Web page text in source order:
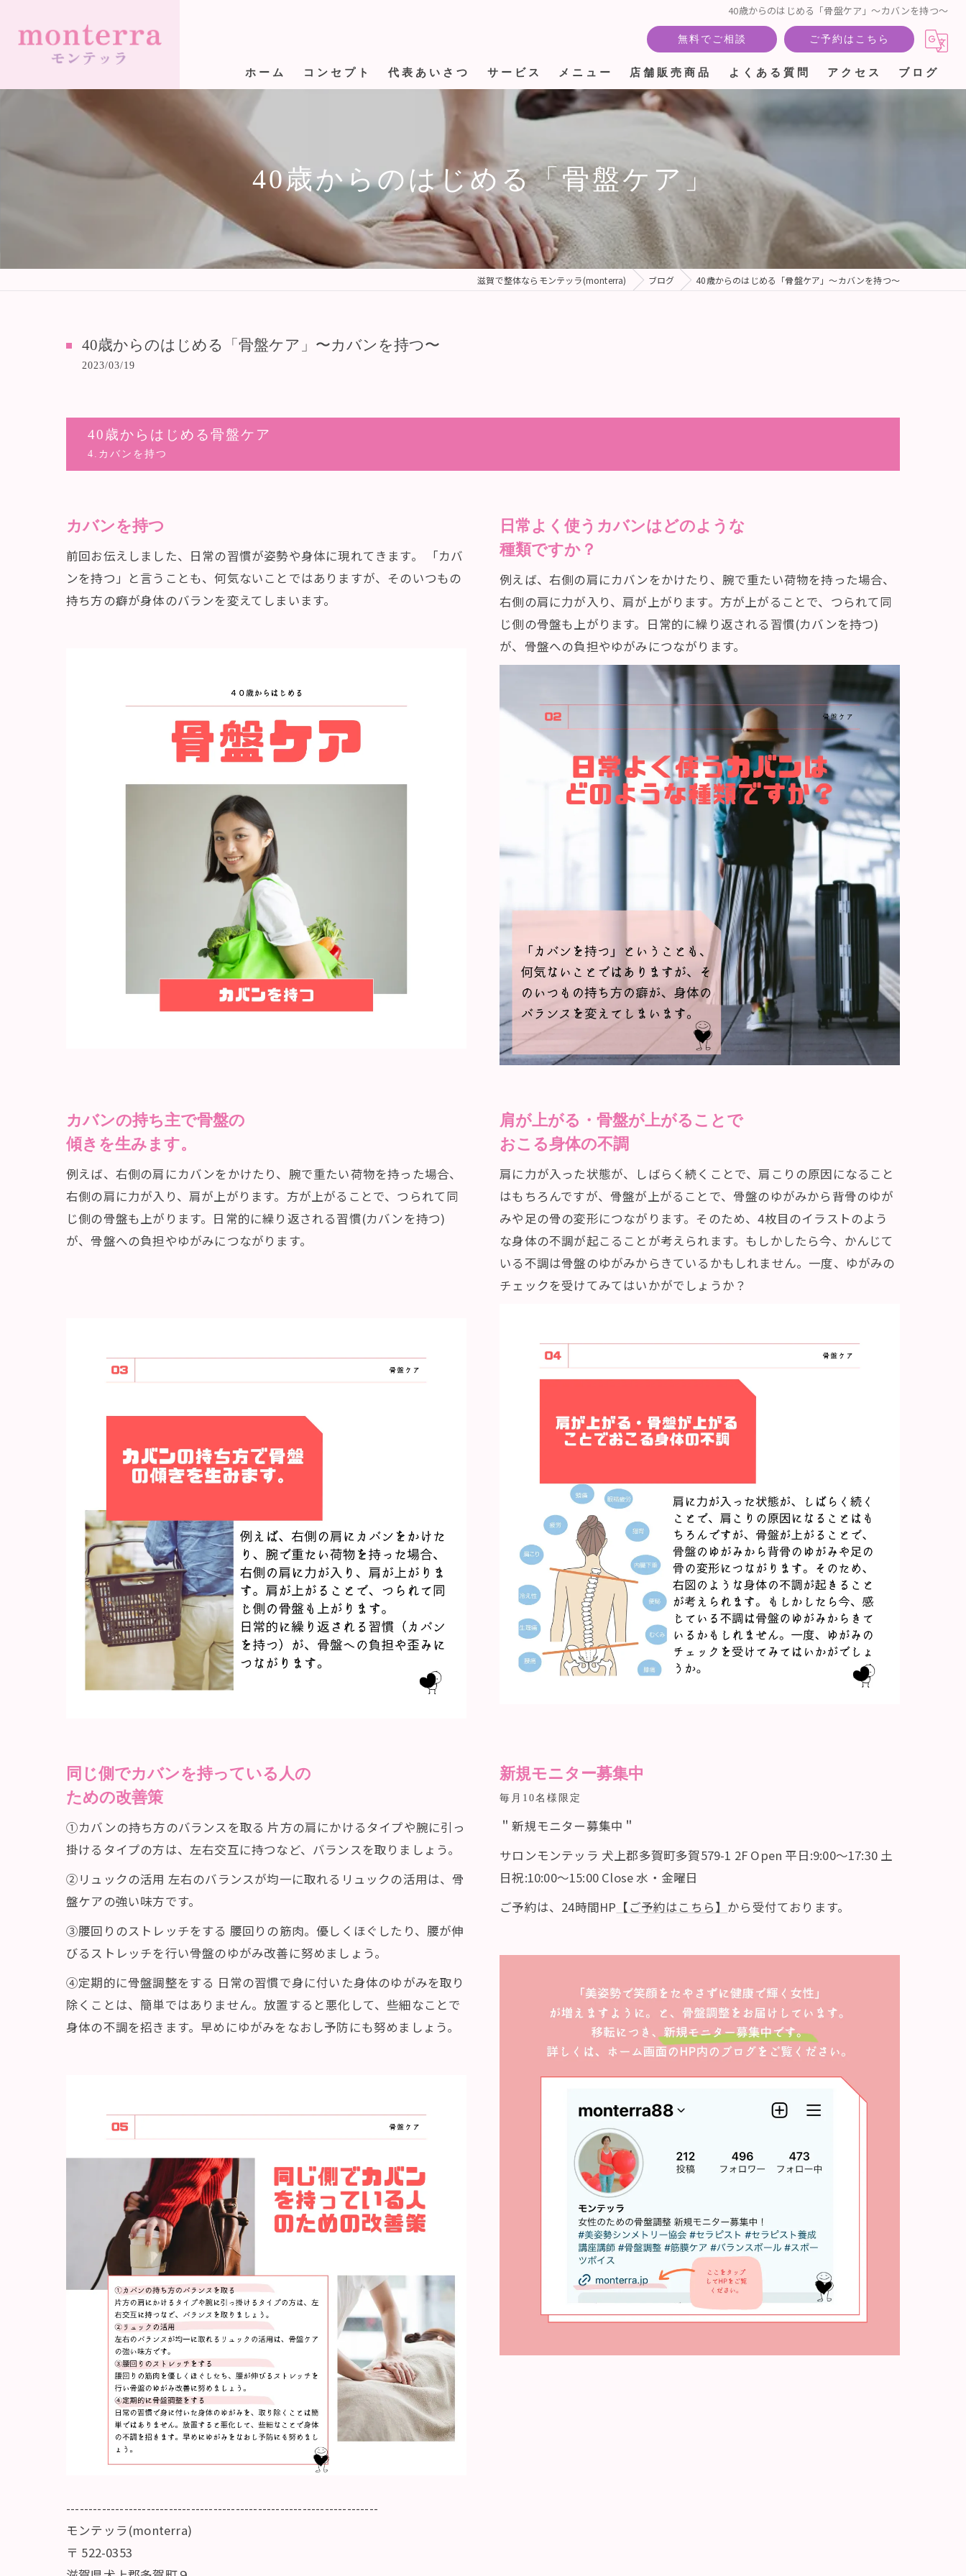
40歳からのはじめる「骨盤ケア」〜カバンを持つ〜
無料でご相談 ご予約はこちら
ホーム コンセプト 代表あいさつ サービス メニュー 店舗販売商品 よくある質問 アクセス ブログ
40歳からのはじめる「骨盤ケア」
滋賀で整体ならモンテッラ(monterra) ブログ 40歳からのはじめる「骨盤ケア」〜カバンを持つ〜
40歳からのはじめる「骨盤ケア」〜カバンを持つ〜
2023/03/19
40歳からはじめる骨盤ケア
4.カバンを持つ
カバンを持つ
前回お伝えしました、日常の習慣が姿勢や身体に現れてきます。 「カバ
ンを持つ」と言うことも、何気ないことではありますが、そのいつもの
持ち方の癖が身体のバランを変えてしまいます。
日常よく使うカバンはどのような
種類ですか？
例えば、右側の肩にカバンをかけたり、腕で重たい荷物を持った場合、
右側の肩に力が入り、肩が上がります。方が上がることで、つられて同
じ側の骨盤も上がります。日常的に繰り返される習慣(カバンを持つ)
が、骨盤への負担やゆがみにつながります。
カバンの持ち主で骨盤の
傾きを生みます。
例えば、右側の肩にカバンをかけたり、腕で重たい荷物を持った場合、
右側の肩に力が入り、肩が上がります。方が上がることで、つられて同
じ側の骨盤も上がります。日常的に繰り返される習慣(カバンを持つ)
が、骨盤への負担やゆがみにつながります。
肩が上がる・骨盤が上がることで
おこる身体の不調
肩に力が入った状態が、しばらく続くことで、肩こりの原因になること
はもちろんですが、骨盤が上がることで、骨盤のゆがみから背骨のゆが
みや足の骨の変形につながります。そのため、4枚目のイラストのよう
な身体の不調が起こることが考えられます。もしかしたら今、かんじて
いる不調は骨盤のゆがみからきているかもしれません。一度、ゆがみの
チェックを受けてみてはいかがでしょうか？
同じ側でカバンを持っている人の
ための改善策
①カバンの持ち方のバランスを取る 片方の肩にかけるタイプや腕に引っ
掛けるタイプの方は、左右交互に持つなど、バランスを取りましょう。
②リュックの活用 左右のバランスが均一に取れるリュックの活用は、骨
盤ケアの強い味方です。
③腰回りのストレッチをする 腰回りの筋肉。優しくほぐしたり、腰が伸
びるストレッチを行い骨盤のゆがみ改善に努めましょう。
④定期的に骨盤調整をする 日常の習慣で身に付いた身体のゆがみを取り
除くことは、簡単ではありません。放置すると悪化して、些細なことで
身体の不調を招きます。早めにゆがみをなおし予防にも努めましょう。
新規モニター募集中
毎月10名様限定
＂新規モニター募集中＂
サロンモンテッラ 犬上郡多賀町多賀579-1 2F Open 平日:9:00〜17:30 土
日祝:10:00〜15:00 Close 水・金曜日
ご予約は、24時間HP 【ご予約はこちら】 から受付ております。
----------------------------------------------------------------------
モンテッラ(monterra)
〒 522-0353